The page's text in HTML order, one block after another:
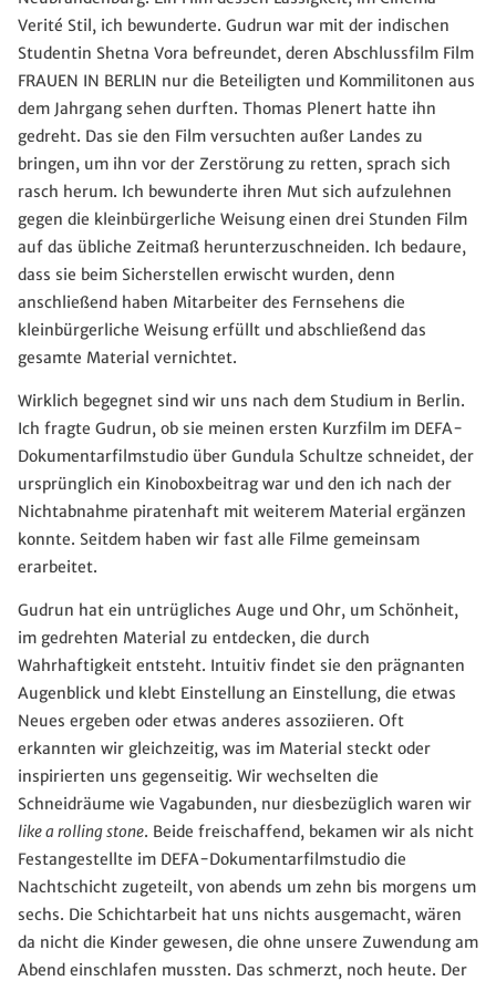
Verité Stil, ich bewunderte. Gudrun war mit der indischen
Studentin Shetna Vora befreundet, deren Abschlussfilm Film
FRAUEN IN BERLIN nur die Beteiligten und Kommilitonen aus
dem Jahrgang sehen durften. Thomas Plenert hatte ihn
gedreht. Das sie den Film versuchten außer Landes zu
bringen, um ihn vor der Zerstörung zu retten, sprach sich
rasch herum. Ich bewunderte ihren Mut sich aufzulehnen
gegen die kleinbürgerliche Weisung einen drei Stunden Film
auf das übliche Zeitmaß herunterzuschneiden. Ich bedaure,
dass sie beim Sicherstellen erwischt wurden, denn
anschließend haben Mitarbeiter des Fernsehens die
kleinbürgerliche Weisung erfüllt und abschließend das
gesamte Material vernichtet.
Wirklich begegnet sind wir uns nach dem Studium in Berlin.
Ich fragte Gudrun, ob sie meinen ersten Kurzfilm im DEFA-
Dokumentarfilmstudio über Gundula Schultze schneidet, der
ursprünglich ein Kinoboxbeitrag war und den ich nach der
Nichtabnahme piratenhaft mit weiterem Material ergänzen
konnte. Seitdem haben wir fast alle Filme gemeinsam
erarbeitet.
Gudrun hat ein untrügliches Auge und Ohr, um Schönheit,
im gedrehten Material zu entdecken, die durch
Wahrhaftigkeit entsteht. Intuitiv findet sie den prägnanten
Augenblick und klebt Einstellung an Einstellung, die etwas
Neues ergeben oder etwas anderes assoziieren. Oft
erkannten wir gleichzeitig, was im Material steckt oder
inspirierten uns gegenseitig. Wir wechselten die
Schneidräume wie Vagabunden, nur diesbezüglich waren wir
like a rolling stone. Beide freischaffend, bekamen wir als nicht
Festangestellte im DEFA-Dokumentarfilmstudio die
Nachtschicht zugeteilt, von abends um zehn bis morgens um
sechs. Die Schichtarbeit hat uns nichts ausgemacht, wären
da nicht die Kinder gewesen, die ohne unsere Zuwendung am
Abend einschlafen mussten. Das schmerzt, noch heute. Der